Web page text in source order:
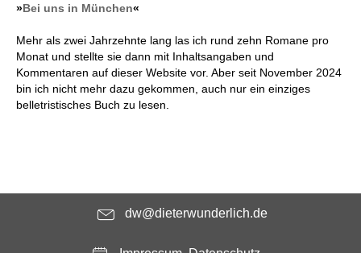
»Bei uns in München«
Mehr als zwei Jahrzehnte lang las ich rund zehn Romane pro
Monat und stellte sie dann mit Inhaltsangaben und
Kommentaren auf dieser Website vor. Aber seit November 2024
bin ich nicht mehr dazu gekommen, auch nur ein einziges
belletristisches Buch zu lesen.
dw@dieterwunderlich.de